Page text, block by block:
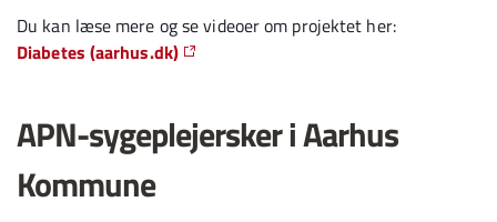
Du kan læse mere og se videoer om projektet her:
Diabetes (aarhus.dk)
APN-sygeplejersker i Aarhus
Kommune